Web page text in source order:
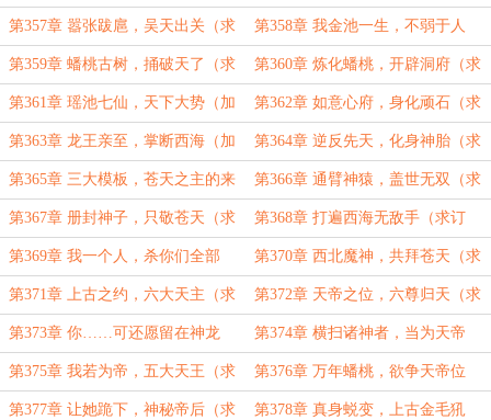
阅） 阅）
第357章 嚣张跋扈，吴天出关（求
订阅）
第358章 我金池一生，不弱于人
（求订阅）
第359章 蟠桃古树，捅破天了（求
订阅）
第360章 炼化蟠桃，开辟洞府（求
订阅）
第361章 瑶池七仙，天下大势（加
更）
第362章 如意心府，身化顽石（求
订阅）
第363章 龙王亲至，掌断西海（加
更）
第364章 逆反先天，化身神胎（求
订阅）
第365章 三大模板，苍天之主的来
历（求订阅）
第366章 通臂神猿，盖世无双（求
订阅）
第367章 册封神子，只敬苍天（求
订阅）
第368章 打遍西海无敌手（求订
阅）
第369章 我一个人，杀你们全部
（求订阅）
第370章 西北魔神，共拜苍天（求
订阅）
第371章 上古之约，六大天主（求
订阅）
第372章 天帝之位，六尊归天（求
订阅）
第373章 你……可还愿留在神龙
宫？（求订阅）
第374章 横扫诸神者，当为天帝
（求订阅）
第375章 我若为帝，五大天王（求
订阅）
第376章 万年蟠桃，欲争天帝位
（求订阅）
第377章 让她跪下，神秘帝后（求 第378章 真身蜕变，上古金毛犼